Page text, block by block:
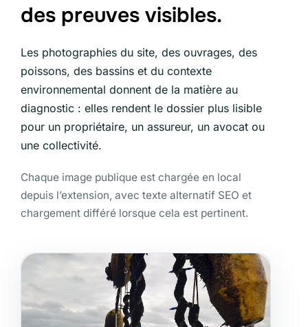
des preuves visibles.
Les photographies du site, des ouvrages, des
poissons, des bassins et du contexte
environnemental donnent de la matière au
diagnostic : elles rendent le dossier plus lisible
pour un propriétaire, un assureur, un avocat ou
une collectivité.
Chaque image publique est chargée en local
depuis l’extension, avec texte alternatif SEO et
chargement différé lorsque cela est pertinent.